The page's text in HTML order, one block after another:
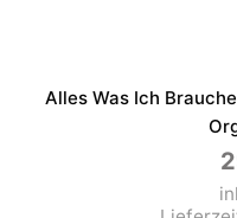
Alles Was Ich